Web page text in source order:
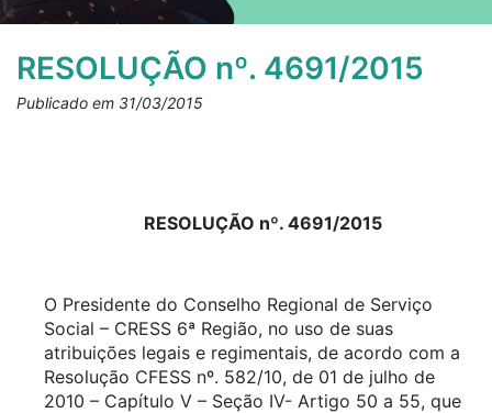
RESOLUÇÃO nº. 4691/2015
Publicado em 31/03/2015
RESOLUÇÃO nº. 4691/2015
O Presidente do Conselho Regional de Serviço
Social – CRESS 6ª Região, no uso de suas
atribuições legais e regimentais, de acordo com a
Resolução CFESS nº. 582/10, de 01 de julho de
2010 – Capítulo V – Seção IV- Artigo 50 a 55, que